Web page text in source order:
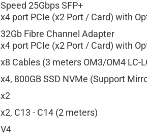
Speed 25Gbps SFP+
x4 port PCIe (x2 Port / Card) with
32Gb Fibre Channel Adapter
x4 port PCIe (x2 Port / Card) with
x8 Cables (3 meters OM3/OM4 LC-
x4, 800GB SSD NVMe (Support
x2
x2, C13 - C14 (2 meters)
V4